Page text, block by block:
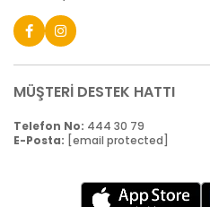
MÜŞTERİ DESTEK HATTI
Telefon No: 444 30 79
E-Posta: [email protected]